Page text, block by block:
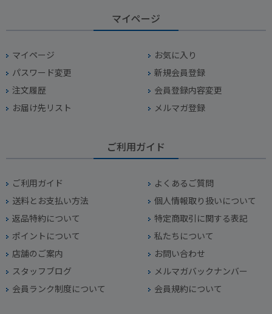
マイページ
マイページ
お気に入り
パスワード変更
新規会員登録
注文履歴
会員登録内容変更
お届け先リスト
メルマガ登録
ご利用ガイド
ご利用ガイド
よくあるご質問
送料とお支払い方法
個人情報取り扱いについて
返品特約について
特定商取引に関する表記
ポイントについて
私たちについて
店舗のご案内
お問い合わせ
スタッフブログ
メルマガバックナンバー
会員ランク制度について
会員規約について